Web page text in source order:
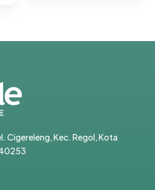
Cigereleng, Kec. Regol, Kota